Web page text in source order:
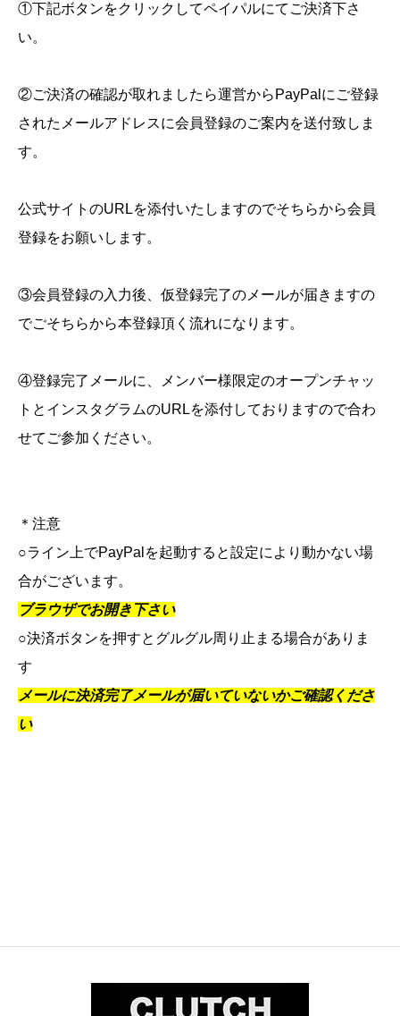
①下記ボタンをクリックしてペイパルにてご決済下さ
い。
②ご決済の確認が取れましたら運営からPayPalにご登録
されたメールアドレスに会員登録のご案内を送付致しま
す。
公式サイトのURLを添付いたしますのでそちらから会員
登録をお願いします。
③会員登録の入力後、仮登録完了のメールが届きますの
でごそちらから本登録頂く流れになります。
④登録完了メールに、メンバー様限定のオープンチャッ
トとインスタグラムのURLを添付しておりますので合わ
せてご参加ください。
＊注意
○ライン上でPayPalを起動すると設定により動かない場
合がございます。
ブラウザでお開き下さい
○決済ボタンを押すとグルグル周り止まる場合がありま
す
メールに決済完了メールが届いていないかご確認くださ
い